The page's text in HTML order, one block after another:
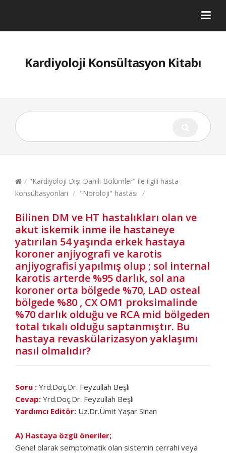
Kardiyoloji Konsültasyon Kitabı
/ "Kardiyoloji Dışı Dahili Bölümler" ile ilgili hasta
konsültasyonları / "Nöroloji" hastası /
Bilinen DM ve HT hastalıkları olan ve
akut iskemik inme ile hastaneye
yatırılan 54 yaşında erkek hastaya
koroner anjiyografi ve karotis
anjiyografisi yapılmış olup ; sol internal
karotis arterde %95 darlık, sol ana
koroner orta bölgede %70, LAD osteal
bölgede %80 , CX OM1 proksimalinde
%70 darlık olduğu ve RCA mid bölgeden
total tıkalı olduğu saptanmıştır. Bu
hastaya revaskülarizasyon yaklaşımı
nasıl olmalıdır?
Soru : Yrd.Doç.Dr. Feyzullah Beşli
Cevap: Yrd.Doç.Dr. Feyzullah Beşli
Yardımcı Editör: Uz.Dr.Ümit Yaşar Sinan
A) Hastaya özgü öneriler;
Genel olarak semptomatik olan sistemin cerrahi veya